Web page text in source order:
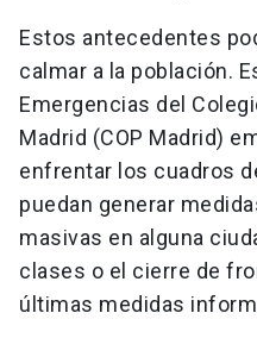
Estos antecedentes
calmar a la población.
Emergencias del
Madrid (COP Madrid)
enfrentar los cuadros
puedan generar
masivas en alguna
clases o el cierre de
últimas medidas